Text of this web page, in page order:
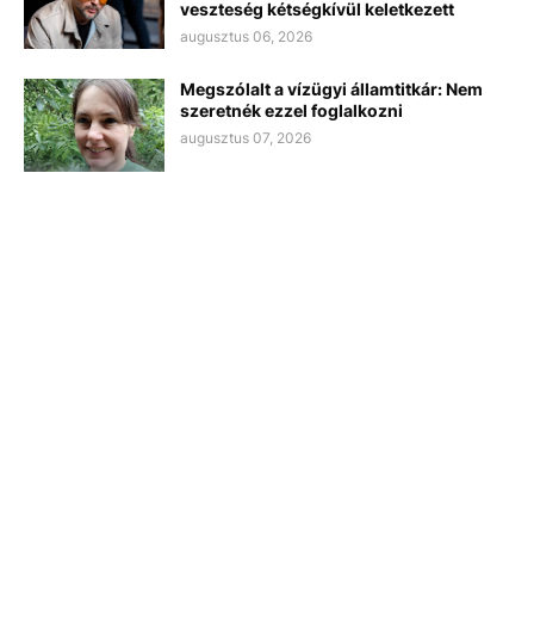
veszteség kétségkívül keletkezett
augusztus 06, 2026
Megszólalt a vízügyi államtitkár: Nem
szeretnék ezzel foglalkozni
augusztus 07, 2026